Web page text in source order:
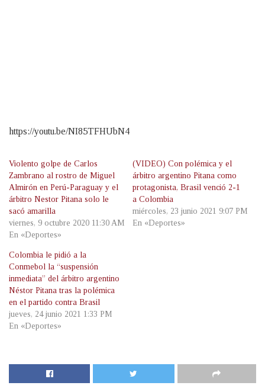
https://youtu.be/NI85TFHUbN4
Violento golpe de Carlos
Zambrano al rostro de Miguel
Almirón en Perú-Paraguay y el
árbitro Nestor Pitana solo le
sacó amarilla
viernes, 9 octubre 2020 11:30 AM
En «Deportes»
(VIDEO) Con polémica y el
árbitro argentino Pitana como
protagonista, Brasil venció 2-1
a Colombia
miércoles, 23 junio 2021 9:07 PM
En «Deportes»
Colombia le pidió a la
Conmebol la “suspensión
inmediata” del árbitro argentino
Néstor Pitana tras la polémica
en el partido contra Brasil
jueves, 24 junio 2021 1:33 PM
En «Deportes»